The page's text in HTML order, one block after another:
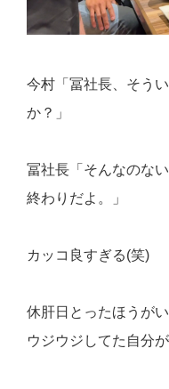
今村「冨社長、そう
か？」
冨社長「そんなのな
終わりだよ。」
カッコ良すぎる(笑)
休肝日とったほうが
ウジウジしてた自分